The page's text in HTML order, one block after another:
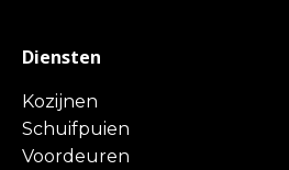
Diensten
Kozijnen
Schuifpuien
Voordeuren